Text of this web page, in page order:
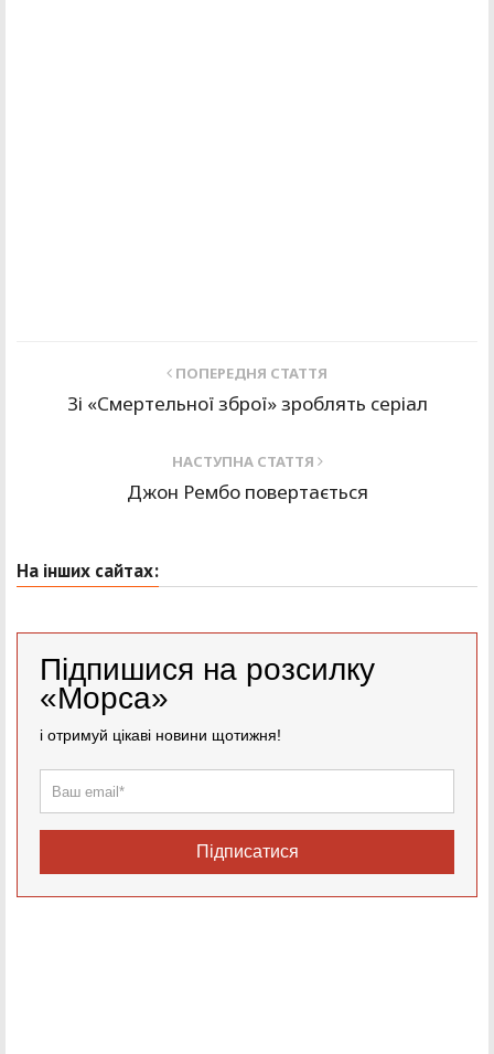
ПОПЕРЕДНЯ СТАТТЯ
Зі «Смертельної зброї» зроблять серіал
НАСТУПНА СТАТТЯ
Джон Рембо повертається
На інших сайтах:
Підпишися на розсилку
«Морса»
і отримуй цікаві новини щотижня!
Підписатися